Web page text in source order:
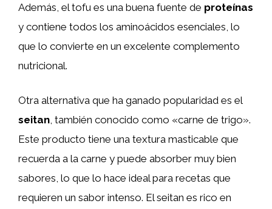
Además, el tofu es una buena fuente de proteínas
y contiene todos los aminoácidos esenciales, lo
que lo convierte en un excelente complemento
nutricional.
Otra alternativa que ha ganado popularidad es el
seitan, también conocido como «carne de trigo».
Este producto tiene una textura masticable que
recuerda a la carne y puede absorber muy bien
sabores, lo que lo hace ideal para recetas que
requieren un sabor intenso. El seitan es rico en